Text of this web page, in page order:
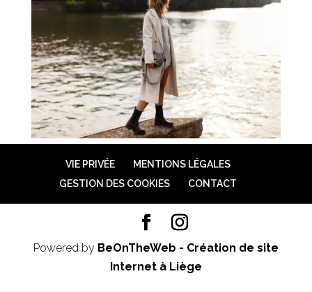
VIE PRIVÉE
MENTIONS LÉGALES
GESTION DES COOKIES
CONTACT
Powered by BeOnTheWeb - Création de site
Internet à Liège